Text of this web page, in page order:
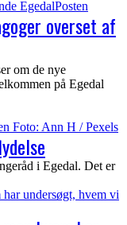
overset af
om de nye
på Egedal
i Egedal. Det er
undersøgt, hvem vi